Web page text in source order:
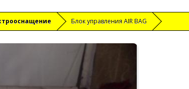
Блок управления AIR BAG